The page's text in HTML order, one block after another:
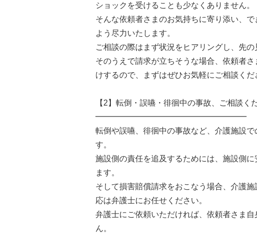
ショックを受けることも少なくありません。
そんな依頼者さまのお気持ちに寄り添い、
よう尽力いたします。
ご相談の際はまず状況をヒアリングし、先の
そのうえで請求が立ちそうな場合、依頼者
けするので、まずはぜひお気軽にご相談くだ
【2】転倒・誤嚥・徘徊中の事故、ご相談く
━━━━━━━━━━━━━━━━━━━
転倒や誤嚥、徘徊中の事故など、介護施設
す。
施設側の責任を追及するためには、施設側
ます。
そして損害賠償請求をおこなう場合、介護
応は弁護士にお任せください。
弁護士にご依頼いただければ、依頼者さま
ん。